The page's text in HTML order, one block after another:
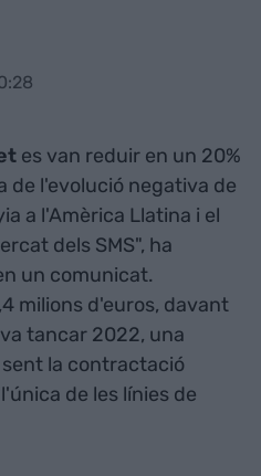
es van reduir en un 20%
de l'evolució negativa de
a l'Amèrica Llatina i el
dels SMS", ha
un comunicat.
milions d'euros, davant
tancar 2022, una
la contractació
de les línies de